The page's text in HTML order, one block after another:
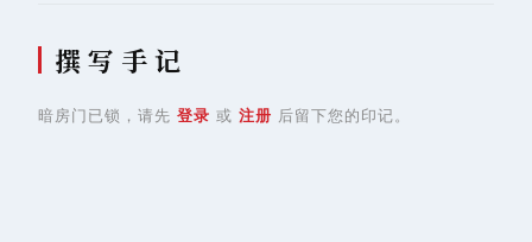
撰 写 手 记
暗房门已锁，请先 登录 或 注册 后留下您的印记。